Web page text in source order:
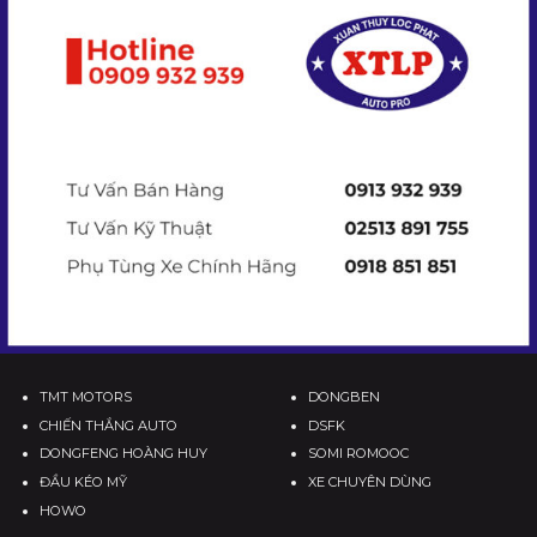
TMT MOTORS
CHIẾN THẮNG AUTO
DONGFENG HOÀNG HUY
ĐẦU KÉO MỸ
HOWO
DONGBEN
DSFK
SOMI ROMOOC
XE CHUYÊN DÙNG